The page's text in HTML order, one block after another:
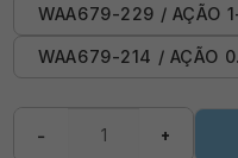
WAA679-229 / AÇÃO
WAA679-214 / AÇÃO
− +